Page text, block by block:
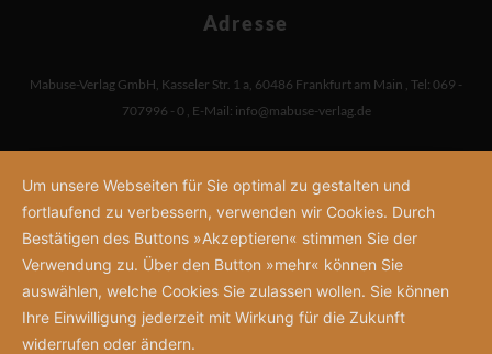
Adresse
Mabuse-Verlag GmbH, Kasseler Str. 1 a, 60486 Frankfurt am Main , Tel: 069 -
707996 - 0 , E-Mail: info@mabuse-verlag.de
Um unsere Webseiten für Sie optimal zu gestalten und
fortlaufend zu verbessern, verwenden wir Cookies. Durch
Bestätigen des Buttons »Akzeptieren« stimmen Sie der
Verwendung zu. Über den Button »mehr« können Sie
auswählen, welche Cookies Sie zulassen wollen. Sie können
Ihre Einwilligung jederzeit mit Wirkung für die Zukunft
widerrufen oder ändern.